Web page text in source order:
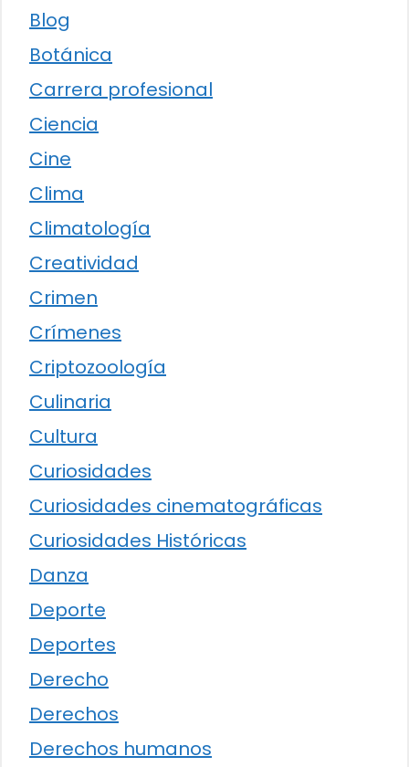
Blog
Botánica
Carrera profesional
Ciencia
Cine
Clima
Climatología
Creatividad
Crimen
Crímenes
Criptozoología
Culinaria
Cultura
Curiosidades
Curiosidades cinematográficas
Curiosidades Históricas
Danza
Deporte
Deportes
Derecho
Derechos
Derechos humanos